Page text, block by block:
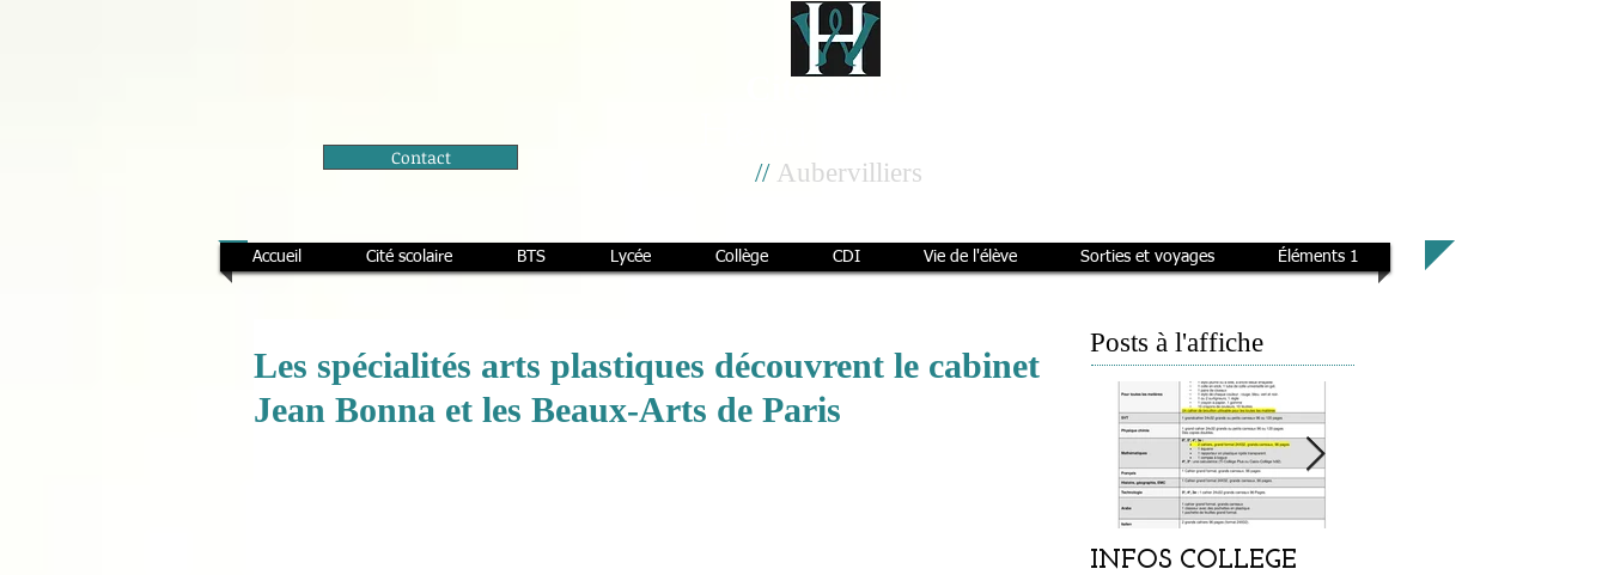
Contact
Cité scolaire
//Aubervilliers
Accueil Cité scolaire BTS Lycée Collège CDI Vie de l'élève Sorties et voyages Éléments 1
Les spécialités arts plastiques découvrent le cabinet
Jean Bonna et les Beaux-Arts de Paris
Posts à l'affiche
INFOS COLLEGE